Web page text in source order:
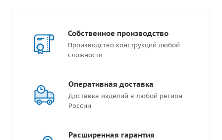
Собственное производство
Производство конструкций любой
сложности
Оперативная доставка
Доставка изделий в любой регион
России
Расширенная гарантия